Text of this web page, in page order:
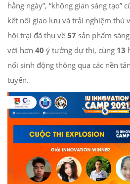
hằng ngày”, “không gian sáng tạo”
kết nối giao lưu và trải nghiệm thú
hội trại đã thu về 57 sản phẩm
với hơn 40 ý tưởng dự thi, cùng 13
nối sinh động thông qua các nền
tuyến.